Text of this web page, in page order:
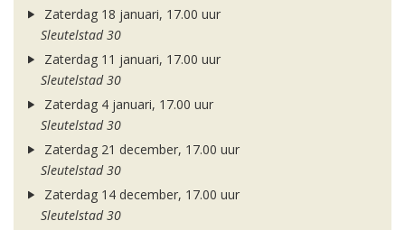
Zaterdag 18 januari, 17.00 uur
Sleutelstad 30
Zaterdag 11 januari, 17.00 uur
Sleutelstad 30
Zaterdag 4 januari, 17.00 uur
Sleutelstad 30
Zaterdag 21 december, 17.00 uur
Sleutelstad 30
Zaterdag 14 december, 17.00 uur
Sleutelstad 30